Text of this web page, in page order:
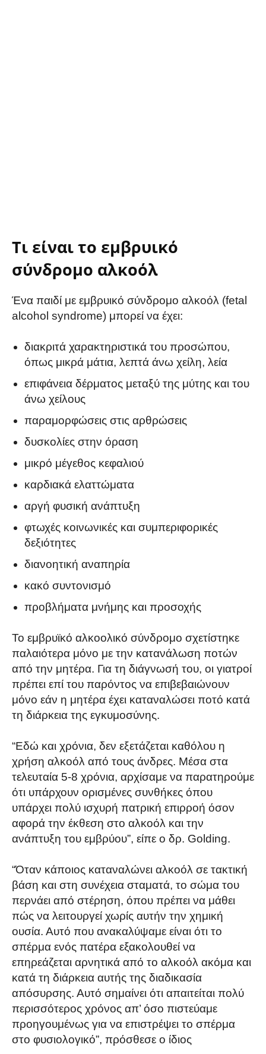
Τι είναι το εμβρυικό
σύνδρομο αλκοόλ
Ένα παιδί με εμβρυικό σύνδρομο αλκοόλ (fetal
alcohol syndrome) μπορεί να έχει:
διακριτά χαρακτηριστικά του προσώπου,
όπως μικρά μάτια, λεπτά άνω χείλη, λεία
επιφάνεια δέρματος μεταξύ της μύτης και του
άνω χείλους
παραμορφώσεις στις αρθρώσεις
δυσκολίες στην όραση
μικρό μέγεθος κεφαλιού
καρδιακά ελαττώματα
αργή φυσική ανάπτυξη
φτωχές κοινωνικές και συμπεριφορικές
δεξιότητες
διανοητική αναπηρία
κακό συντονισμό
προβλήματα μνήμης και προσοχής
Το εμβρυϊκό αλκοολικό σύνδρομο σχετίστηκε
παλαιότερα μόνο με την κατανάλωση ποτών
από την μητέρα. Για τη διάγνωσή του, οι γιατροί
πρέπει επί του παρόντος να επιβεβαιώνουν
μόνο εάν η μητέρα έχει καταναλώσει ποτό κατά
τη διάρκεια της εγκυμοσύνης.
“Εδώ και χρόνια, δεν εξετάζεται καθόλου η
χρήση αλκοόλ από τους άνδρες. Μέσα στα
τελευταία 5-8 χρόνια, αρχίσαμε να παρατηρούμε
ότι υπάρχουν ορισμένες συνθήκες όπου
υπάρχει πολύ ισχυρή πατρική επιρροή όσον
αφορά την έκθεση στο αλκοόλ και την
ανάπτυξη του εμβρύου”, είπε ο δρ. Golding.
“Όταν κάποιος καταναλώνει αλκοόλ σε τακτική
βάση και στη συνέχεια σταματά, το σώμα του
περνάει από στέρηση, όπου πρέπει να μάθει
πώς να λειτουργεί χωρίς αυτήν την χημική
ουσία. Αυτό που ανακαλύψαμε είναι ότι το
σπέρμα ενός πατέρα εξακολουθεί να
επηρεάζεται αρνητικά από το αλκοόλ ακόμα και
κατά τη διάρκεια αυτής της διαδικασία
απόσυρσης. Αυτό σημαίνει ότι απαιτείται πολύ
περισσότερος χρόνος απ’ όσο πιστεύαμε
προηγουμένως για να επιστρέψει το σπέρμα
στο φυσιολογικό”, πρόσθεσε ο ίδιος